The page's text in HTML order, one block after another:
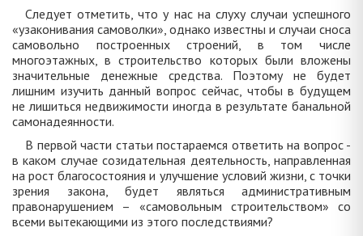
Следует отметить, что у нас на слуху случаи успешного
«узаконивания самоволки», однако известны и случаи сноса
самовольно построенных строений, в том числе
многоэтажных, в строительство которых были вложены
значительные денежные средства. Поэтому не будет
лишним изучить данный вопрос сейчас, чтобы в будущем
не лишиться недвижимости иногда в результате банальной
самонадеянности.
В первой части статьи постараемся ответить на вопрос -
в каком случае созидательная деятельность, направленная
на рост благосостояния и улучшение условий жизни, с точки
зрения закона, будет являться административным
правонарушением – «самовольным строительством» со
всеми вытекающими из этого последствиями?